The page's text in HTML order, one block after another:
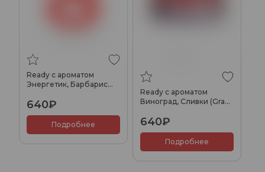
Ready с ароматом
Энергетик, Барбарис
640₽
Подробнее
Ready с ароматом
Виноград, Сливки (Grape
640₽
Подробнее